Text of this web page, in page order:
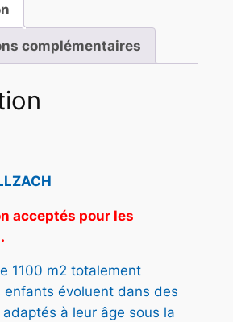
6
,
7
5
0
complémentaires
acceptés pour les
1100 m2 totalement
enfants évoluent dans des
à leur âge sous la